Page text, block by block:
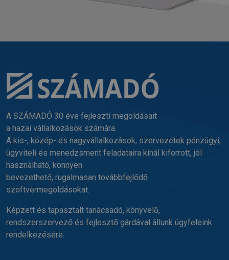
A SZÁMADÓ 30 éve fejleszti megoldásait
a hazai vállalkozások számára.
A kis-, közép- és nagyvállalkozások, szervezetek pénzügyi,
ügyviteli és menedzsment feladataira kínál kiforrott, jól
használható, könnyen
bevezethető, rugalmasan továbbfejlődő
szoftvermegoldásokat.
Képzett és tapasztalt tanácsadó, könyvelő,
rendszerszervező és fejlesztő gárdával állunk ügyfeleink
rendelkezésére.